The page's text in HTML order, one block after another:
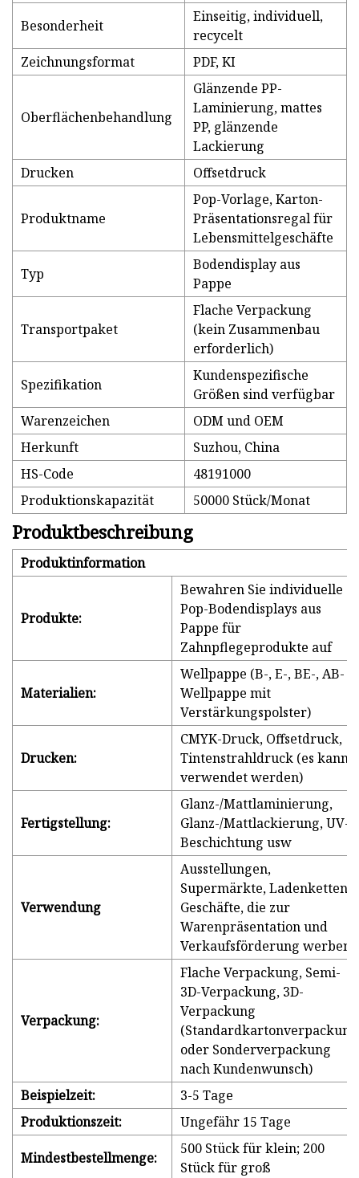
Besonderheit
Einseitig, individuell,
recycelt
Zeichnungsformat
PDF, KI
Oberflächenbehandlung
Glänzende PP-
Laminierung, mattes
PP, glänzende
Lackierung
Drucken
Offsetdruck
Produktname
Pop-Vorlage, Karton-
Präsentationsregal für
Lebensmittelgeschäfte
Typ
Bodendisplay aus
Pappe
Transportpaket
Flache Verpackung
(kein Zusammenbau
erforderlich)
Spezifikation
Kundenspezifische
Größen sind verfügbar
Warenzeichen
ODM und OEM
Herkunft
Suzhou, China
HS-Code
48191000
Produktionskapazität
50000 Stück/Monat
Produktbeschreibung
Produktinformation
Produkte:
Bewahren Sie individuelle
Pop-Bodendisplays aus
Pappe für
Zahnpflegeprodukte auf
Materialien:
Wellpappe (B-, E-, BE-, AB-
Wellpappe mit
Verstärkungspolster)
Drucken:
CMYK-Druck, Offsetdruck,
Tintenstrahldruck (es kann
verwendet werden)
Fertigstellung:
Glanz-/Mattlaminierung,
Glanz-/Mattlackierung, UV-
Beschichtung usw
Verwendung
Ausstellungen,
Supermärkte, Ladenketten,
Geschäfte, die zur
Warenpräsentation und
Verkaufsförderung werben
Verpackung:
Flache Verpackung, Semi-
3D-Verpackung, 3D-
Verpackung
(Standardkartonverpackung
oder Sonderverpackung
nach Kundenwunsch)
Beispielzeit:
3-5 Tage
Produktionszeit:
Ungefähr 15 Tage
Mindestbestellmenge:
500 Stück für klein; 200
Stück für groß